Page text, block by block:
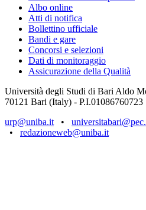
Albo online
Atti di notifica
Bollettino ufficiale
Bandi e gare
Concorsi e selezioni
Dati di monitoraggio
Assicurazione della Qualità
Università degli Studi di Bari Aldo
70121 Bari (Italy) - P.I.01086760723
urp@uniba.it •
• redazioneweb@uniba.it